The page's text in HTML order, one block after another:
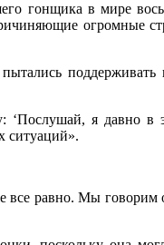
гонщика в мире
огромные
‘Послушай, я
ситуаций».
все равно. Мы